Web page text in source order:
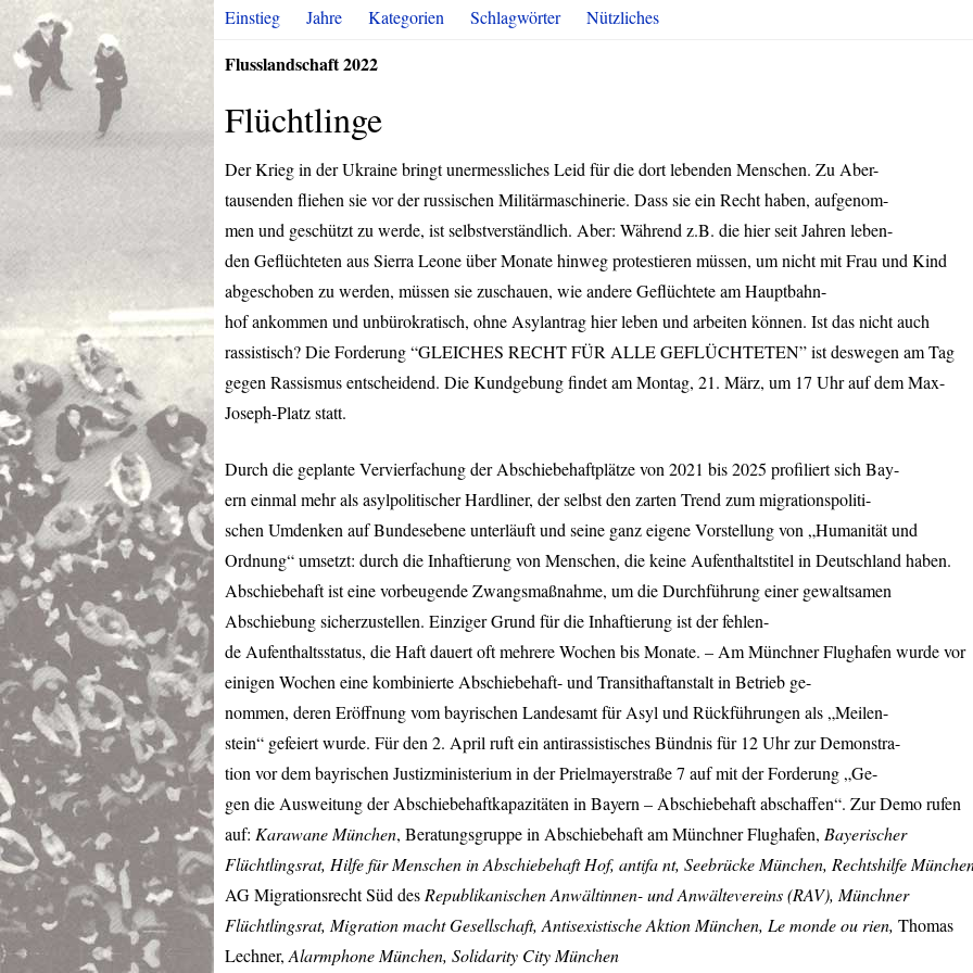
Einstieg Jahre Kategorien Schlagwörter Nützliches
Flusslandschaft 2022
Flüchtlinge
Der Krieg in der Ukraine bringt unermessliches Leid für die dort lebenden Menschen. Zu Aber-
tausenden fliehen sie vor der russischen Militärmaschinerie. Dass sie ein Recht haben, aufgenom-
men und geschützt zu werde, ist selbstverständlich. Aber: Während z.B. die hier seit Jahren leben-
den Geflüchteten aus Sierra Leone über Monate hinweg protestieren müssen, um nicht mit Frau und Kind
abgeschoben zu werden, müssen sie zuschauen, wie andere Geflüchtete am Hauptbahn-
hof ankommen und unbürokratisch, ohne Asylantrag hier leben und arbeiten können. Ist das nicht auch
rassistisch? Die Forderung “GLEICHES RECHTFÜR ALLEGEFLÜCHTETEN” ist deswegen am Tag
gegen Rassismus entscheidend. Die Kundgebung findet am Montag, 21. März, um 17 Uhr auf dem Max-
Joseph-Platz statt.
Durch die geplante Vervierfachung der Abschiebehaftplätze von 2021 bis 2025 profiliert sich Bay-
ern einmal mehr als asylpolitischer Hardliner, der selbst den zarten Trend zum migrationspoliti-
schen Umdenken auf Bundesebene unterläuft und seine ganz eigene Vorstellung von „Humanität und
Ordnung“ umsetzt: durch die Inhaftierung von Menschen, die keine Aufenthaltstitel in Deutschland haben.
Abschiebehaft ist eine vorbeugende Zwangsmaßnahme, um die Durchführung einer gewaltsamen
Abschiebung sicherzustellen. Einziger Grund für die Inhaftierung ist der fehlen-
de Aufenthaltsstatus, die Haft dauert oft mehrere Wochen bis Monate. – Am Münchner Flughafen wurde vor
einigen Wochen eine kombinierte Abschiebehaft- und Transithaftanstalt in Betrieb ge-
nommen, deren Eröffnung vom bayrischen Landesamt für Asyl und Rückführungen als „Meilen-
stein“ gefeiert wurde. Für den 2. April ruft ein antirassistisches Bündnis für 12 Uhr zur Demonstra-
tion vor dem bayrischen Justizministerium in der Prielmayerstraße 7 auf mit der Forderung „Ge-
gen die Ausweitung der Abschiebehaftkapazitäten in Bayern – Abschiebehaft abschaffen“. Zur Demo rufen
auf: Karawane München, Beratungsgruppe in Abschiebehaft am Münchner Flughafen, Bayerischer
Flüchtlingsrat, Hilfe für Menschen in Abschiebehaft Hof, antifa nt, Seebrücke München, Rechtshilfe
AG Migrationsrecht Süd des Republikanischen Anwältinnen- und Anwältevereins (RAV), Münchner
Flüchtlingsrat, Migration macht Gesellschaft, Antisexistische Aktion München, Le monde ou rien, Thomas
Lechner, Alarmphone München, Solidarity City München